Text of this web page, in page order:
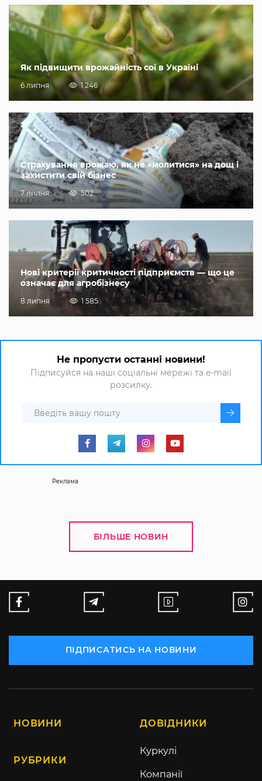
Як підвищити врожайність сої в Україні
6 липня 1 246
Страхування врожаю, як не «молитися» на дощ і
захистити свій бізнес
7 липня 502
Нові критерії критичності підприємств — що це
означає для агробізнесу
8 липня 1 585
Не пропусти останні новини!
Підписуйся на наші соціальні мережі та e-mail
розсилку.
Реклама
БІЛЬШЕ НОВИН
ПІДПИСАТИСЬ НА НОВИНИ
НОВИНИ
РУБРИКИ
ДОВІДНИКИ
Куркулі
Компанії